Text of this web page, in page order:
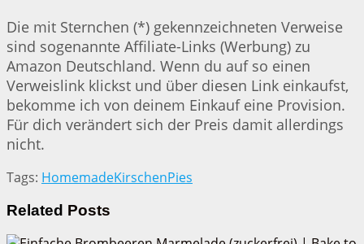
Die mit Sternchen (*) gekennzeichneten Verweise
sind sogenannte Affiliate-Links (Werbung) zu
Amazon Deutschland. Wenn du auf so einen
Verweislink klickst und über diesen Link einkaufst,
bekomme ich von deinem Einkauf eine Provision.
Für dich verändert sich der Preis damit allerdings
nicht.
Tags: HomemadeKirschenPies
Related Posts